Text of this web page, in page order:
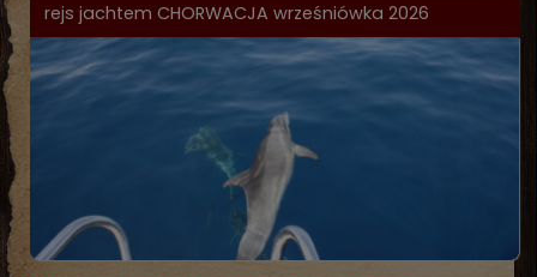
rejs jachtem CHORWACJA wrześniówka 2026